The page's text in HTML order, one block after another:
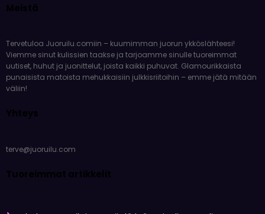
Meistä
Tervetuloa Juoruilu.comiin – kuumimman juorun ykköslähteesi!
Viemme sinut kulissien taakse ja tarjoamme sinulle tuoreimmat
uutiset, huhut ja juonittelut, joista kaikki puhuvat. Glamourikkaista
punaisista matoista mehukkaisiin julkkisriitoihin – emme jätä mitään
väliin!
Yhteys
terve@juoruilu.com
Tuoreimmat artikkelit